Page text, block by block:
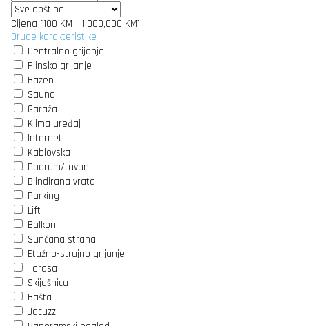
Cijena [100 KM - 1,000,000 KM]
Druge karakteristike
Centralno grijanje
Plinsko grijanje
Bazen
Sauna
Garaža
Klima uređaj
Internet
Kablovska
Podrum/tavan
Blindirana vrata
Parking
Lift
Balkon
Sunčana strana
Etažno-strujno grijanje
Terasa
Skijašnica
Bašta
Jacuzzi